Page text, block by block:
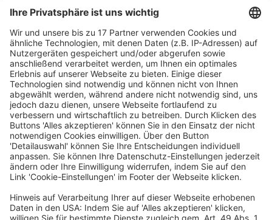
eine Verwaltungsbehörde eine Ordnungswidrigkeit
verfolgt, vergleichbar mit Verstößen gegen Vorfahrts-
oder Mülltrennungsregeln, oder ob sich die
Handelnden vor Gericht verantworten müssen und
strafrechtlich verurteilt werden.
IV. Handlungsempfehlungen
Betroffenen von Identitätsdiebstahl ist zu raten, das
Auskunftsrecht der DSGVO zur Sachverhaltsermittlung
und Beweissicherung zu nutzen. Auf der Basis
empfiehlt sich der erste Weg zu den
Strafverfolgungsbehörden, ggf. mit explizitem Hinweis
auch auf die Strafnorm des BDSG. Kann dort keine
wirksame Hilfe erlangt werden, ist oftmals die
Beschwerde bei der Datenschutzbehörde ratsam.